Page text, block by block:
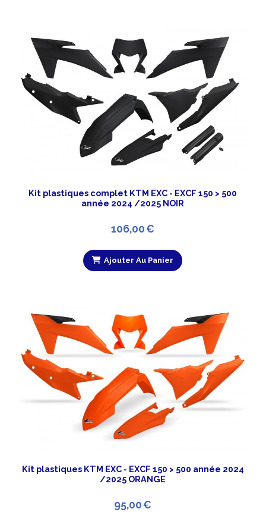
Kit plastiques complet KTM EXC - EXCF 150 > 500
année 2024 /2025 NOIR
106,00€
Ajouter Au Panier
Kit plastiques KTM EXC - EXCF 150 > 500 année 2024
/2025 ORANGE
95,00€